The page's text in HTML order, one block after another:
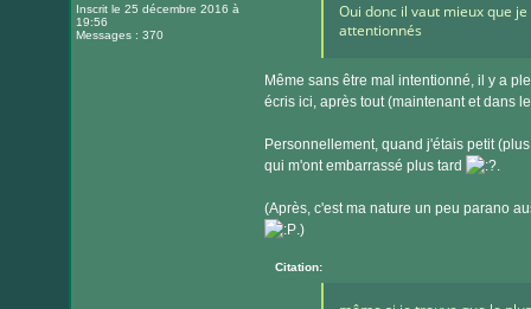
Inscrit le 25 décembre 2016 à
19:56
Messages : 370
Oui donc il vaut mieux que
attentionnés
Même sans être mal intentionné, il y a
écris ici, après tout (maintenant et dans
Personnellement, quand j'étais petit
qui m'ont embarrassé plus tard
.
(Après, c'est ma nature un peu parano
.)
Citation: